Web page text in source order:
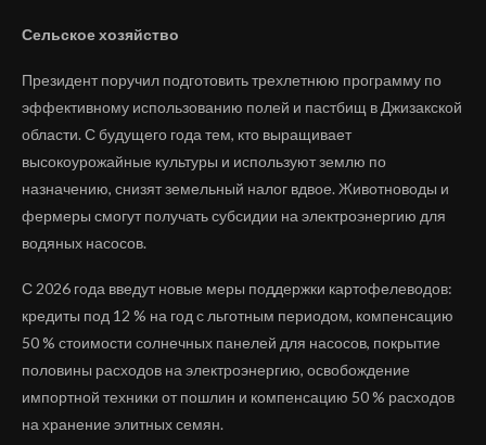
Сельское хозяйство
Президент поручил подготовить трехлетнюю программу по
эффективному использованию полей и пастбищ в Джизакской
области. С будущего года тем, кто выращивает
высокоурожайные культуры и используют землю по
назначению, снизят земельный налог вдвое. Животноводы и
фермеры смогут получать субсидии на электроэнергию для
водяных насосов.
С 2026 года введут новые меры поддержки картофелеводов:
кредиты под 12 % на год с льготным периодом, компенсацию
50 % стоимости солнечных панелей для насосов, покрытие
половины расходов на электроэнергию, освобождение
импортной техники от пошлин и компенсацию 50 % расходов
на хранение элитных семян.